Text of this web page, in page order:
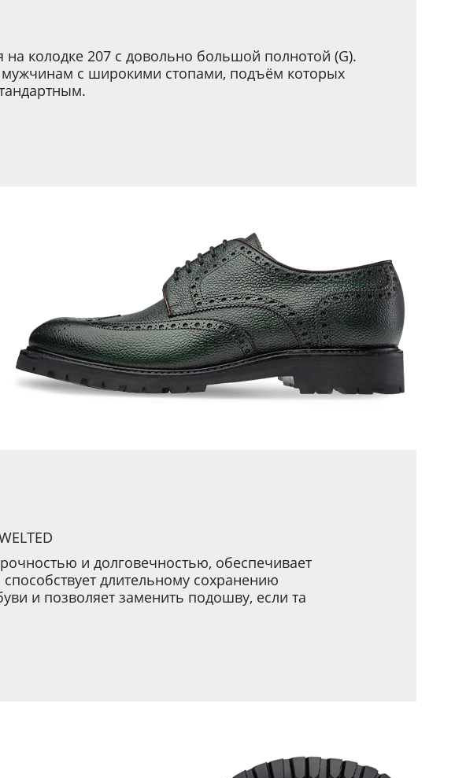
колодке 207 с довольно большой полнотой (G).
с широкими стопами, подъём которых
и долговечностью, обеспечивает
длительному сохранению
и позволяет заменить подошву, если та